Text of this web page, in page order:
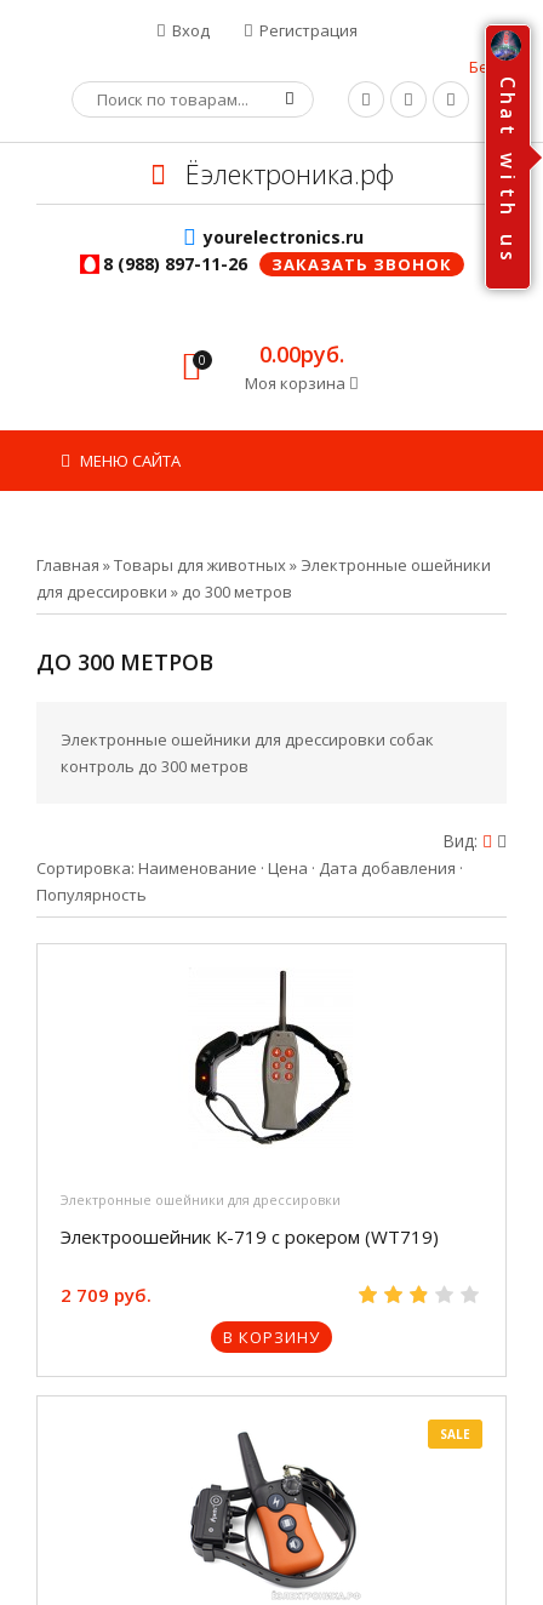
Вход
Регистрация
Бесплатная
Ёэлектроника.рф
yourelectronics.ru
8 (988) 897-11-26
ЗАКАЗАТЬ ЗВОНОК
0 0.00руб.
Моя корзина
МЕНЮ САЙТА
Главная »Товары для животных» Электронные ошейники
для дрессировки » до 300 метров
ДО 300 МЕТРОВ
Электронные ошейники для дрессировки собак
контроль до 300 метров
Вид:
Сортировка: Наименование · Цена · Дата добавления ·
Популярность
Электронные ошейники для дрессировки
Электроошейник К-719 с рокером (WT719)
2 709 руб.
В КОРЗИНУ
SALE
C
h
a
t
w
i
t
h
u
s